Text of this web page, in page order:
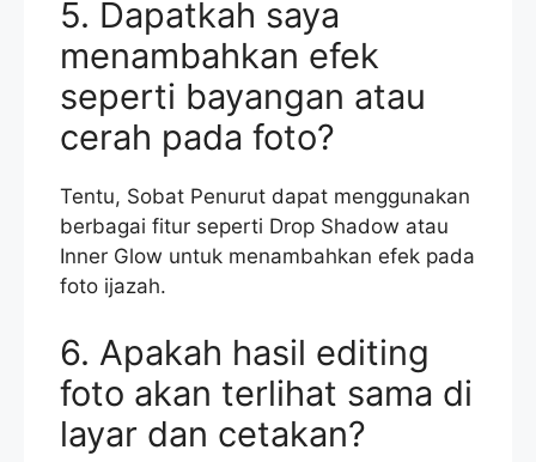
5. Dapatkah saya
menambahkan efek
seperti bayangan atau
cerah pada foto?
Tentu, Sobat Penurut dapat menggunakan
berbagai fitur seperti Drop Shadow atau
Inner Glow untuk menambahkan efek pada
foto ijazah.
6. Apakah hasil editing
foto akan terlihat sama di
layar dan cetakan?